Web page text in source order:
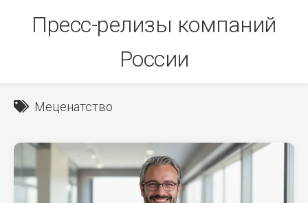
Пресс-релизы компаний
России
Меценатство